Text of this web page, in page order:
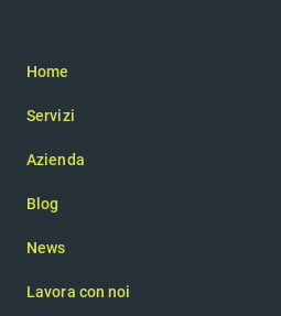
Home
Servizi
IoT
Realtà aumentata
Consulenza
Azienda
Team
Blog
Newsletter
News
Lavora con noi